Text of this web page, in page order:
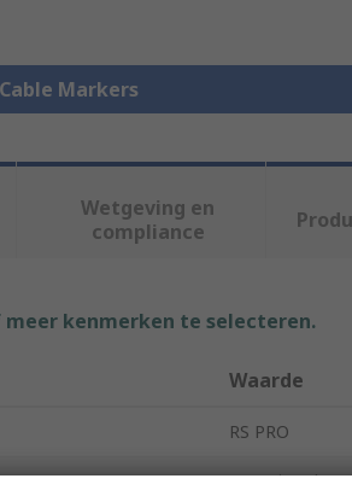
Markers
Wetgeving en
compliance
kenmerken te selecteren.
Waarde
RS PRO
Pre-Printed